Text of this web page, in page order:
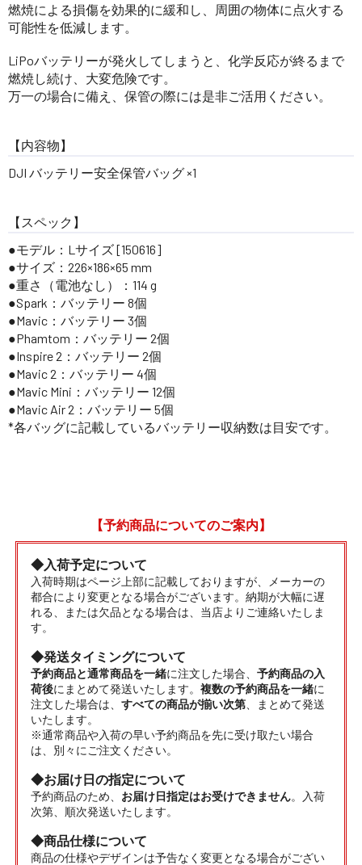
燃焼による損傷を効果的に緩和し、周囲の物体に点火する
可能性を低減します。
LiPoバッテリーが発火してしまうと、化学反応が終るまで
燃焼し続け、大変危険です。
万一の場合に備え、保管の際には是非ご活用ください。
【内容物】
DJI バッテリー安全保管バッグ ×1
【スペック】
●モデル：Lサイズ [150616]
●サイズ：226×186×65 mm
●重さ（電池なし）：114 g
●Spark：バッテリー 8個
●Mavic：バッテリー 3個
●Phamtom：バッテリー 2個
●Inspire 2：バッテリー 2個
●Mavic 2：バッテリー 4個
●Mavic Mini：バッテリー 12個
●Mavic Air 2：バッテリー 5個
*各バッグに記載しているバッテリー収納数は目安です。
【予約商品についてのご案内】
◆入荷予定について
入荷時期はページ上部に記載しておりますが、メーカーの
都合により変更となる場合がございます。納期が大幅に遅
れる、または欠品となる場合は、当店よりご連絡いたしま
す。
◆発送タイミングについて
予約商品と通常商品を一緒に注文した場合、 予約商品の入
荷後にまとめて発送いたします。 複数の予約商品を一緒に
注文した場合は、 すべての商品が揃い次第、まとめて発送
いたします。
※通常商品や入荷の早い予約商品を先に受け取たい場合
は、別々にご注文ください。
◆お届け日の指定について
予約商品のため、 お届け日指定はお受けできません。入荷
次第、順次発送いたします。
◆商品仕様について
商品の仕様やデザインは予告なく変更となる場合がござい